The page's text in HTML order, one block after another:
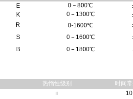
E 0－800℃
K 0－1300℃
R 0-1600℃
S 0－1600℃
B 0－1800℃
热惰性级别 时间常
Ⅲ